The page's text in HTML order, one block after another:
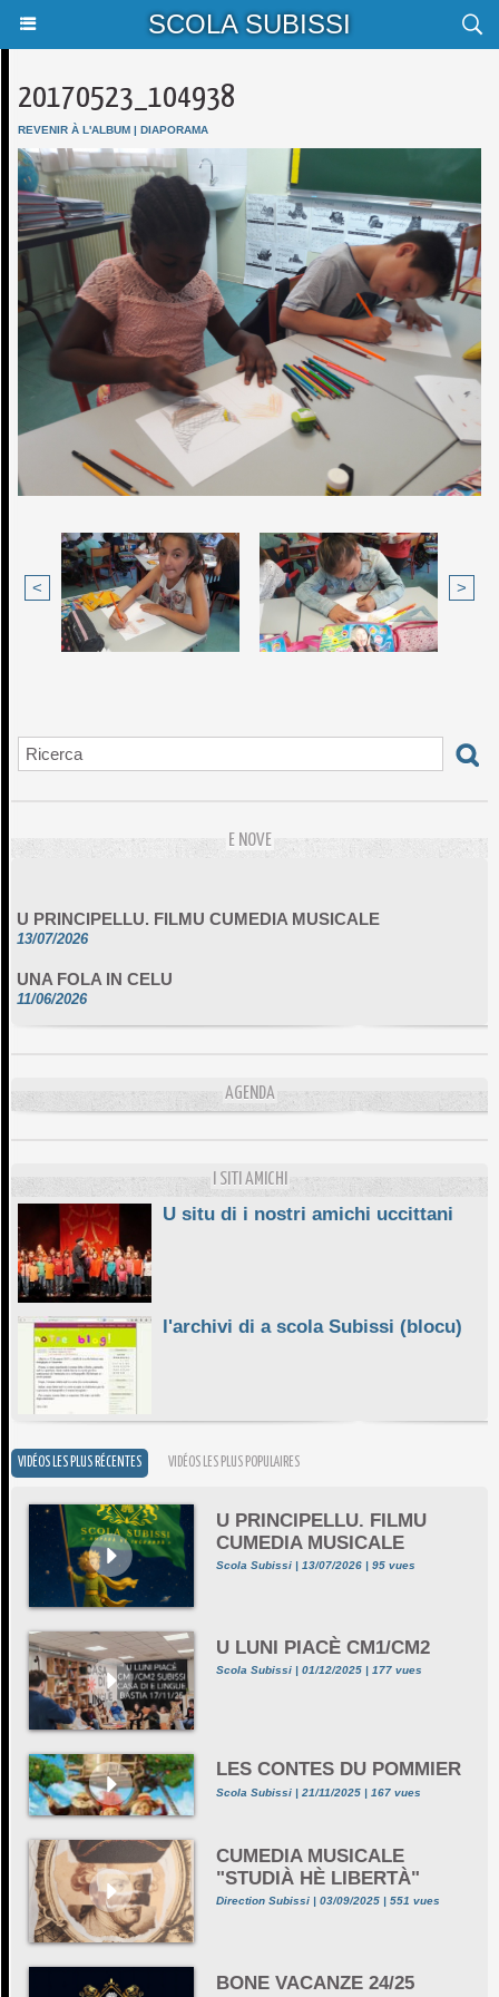
SCOLA SUBISSI
20170523_104938
REVENIR À L'ALBUM | DIAPORAMA
< >
E NOVE
13/07/2026
11/06/2026
DA SCIMULÌ
L'ESSENZIALE CHÌ GHJÈ
10/06/2026
AGENDA
I SITI AMICHI
U situ di i nostri amichi uccittani
l'archivi di a scola Subissi (blocu)
VIDÉOS LES PLUS RÉCENTES VIDÉOS LES PLUS POPULAIRES
U PRINCIPELLU. FILMU
CUMEDIA MUSICALE
Scola Subissi | 13/07/2026 | 95 vues
U LUNI PIACÈ CM1/CM2
Scola Subissi | 01/12/2025 | 177 vues
LES CONTES DU POMMIER
Scola Subissi | 21/11/2025 | 167 vues
CUMEDIA MUSICALE
"STUDIÀ HÈ LIBERTÀ"
Direction Subissi | 03/09/2025 | 551 vues
BONE VACANZE 24/25